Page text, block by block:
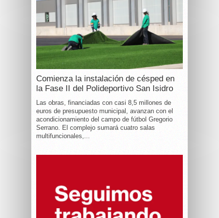
Comienza la instalación de césped en
la Fase II del Polideportivo San Isidro
Las obras, financiadas con casi 8,5 millones de
euros de presupuesto municipal, avanzan con el
acondicionamiento del campo de fútbol Gregorio
Serrano. El complejo sumará cuatro salas
multifuncionales,...